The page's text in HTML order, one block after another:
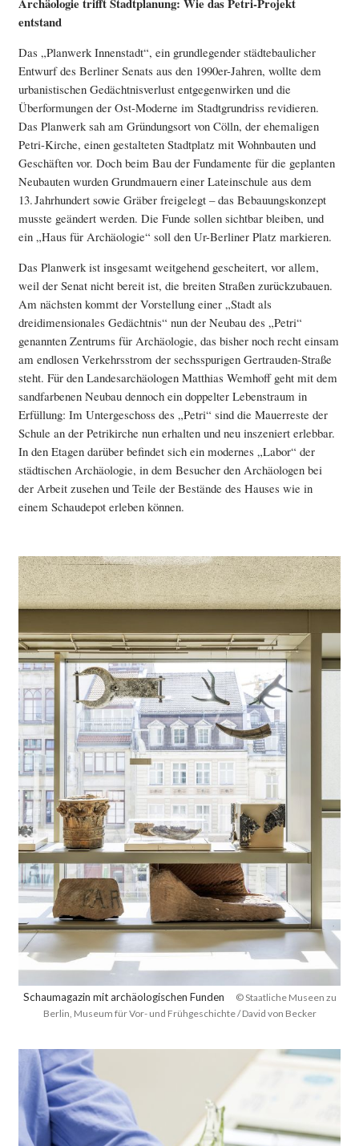
entstand
Das „Planwerk Innenstadt“, ein grundlegender städtebaulicher
Entwurf des Berliner Senats aus den 1990er-Jahren, wollte dem
urbanistischen Gedächtnisverlust entgegenwirken und die
Überformungen der Ost-Moderne im Stadtgrundriss revidieren.
Das Planwerk sah am Gründungsort von Cölln, der ehemaligen
Petri-Kirche, einen gestalteten Stadtplatz mit Wohnbauten und
Geschäften vor. Doch beim Bau der Fundamente für die geplanten
Neubauten wurden Grundmauern einer Lateinschule aus dem
13. Jahrhundert sowie Gräber freigelegt – das Bebauungskonzept
musste geändert werden. Die Funde sollen sichtbar bleiben, und
ein „Haus für Archäologie“ soll den Ur-Berliner Platz markieren.
Das Planwerk ist insgesamt weitgehend gescheitert, vor allem,
weil der Senat nicht bereit ist, die breiten Straßen zurückzubauen.
Am nächsten kommt der Vorstellung einer „Stadt als
dreidimensionales Gedächtnis“ nun der Neubau des „Petri“
genannten Zentrums für Archäologie, das bisher noch recht einsam
am endlosen Verkehrsstrom der sechsspurigen Gertrauden-Straße
steht. Für den Landesarchäologen Matthias Wemhoff geht mit dem
sandfarbenen Neubau dennoch ein doppelter Lebenstraum in
Erfüllung: Im Untergeschoss des „Petri“ sind die Mauerreste der
Schule an der Petrikirche nun erhalten und neu inszeniert erlebbar.
In den Etagen darüber befindet sich ein modernes „Labor“ der
städtischen Archäologie, in dem Besucher den Archäologen bei
der Arbeit zusehen und Teile der Bestände des Hauses wie in
einem Schaudepot erleben können.
Schaumagazin mit archäologischen Funden
© Staatliche Museen zu
Berlin, Museum für Vor- und Frühgeschichte / David von Becker